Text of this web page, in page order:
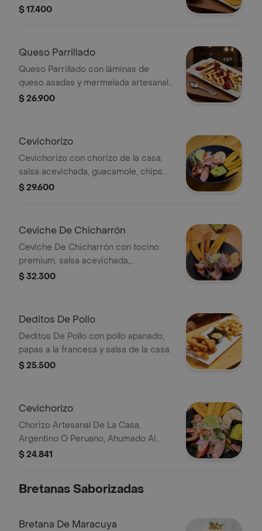
$ 17.400
Queso Parrillado
Queso Parrillado con láminas de
queso asadas y mermelada artesanal
de frutos rojos.
$ 26.900
Cevichorizo
Cevichorizo con chorizo de la casa,
salsa acevichada, guacamole, chips
de plátano, arepa paisa y limón.
$ 29.600
Ceviche De Chicharrón
Ceviche De Chicharrón con tocino
premium, salsa acevichada,
guacamole, chips de plátano verde,
$ 32.300
Deditos De Pollo
Deditos De Pollo con pollo apanado,
papas a la francesa y salsa de la casa.
$ 25.500
Cevichorizo
Chorizo Artesanal De La Casa,
Argentino O Peruano, Ahumado Al
Barril, Servido Con Acevichada,
$ 24.841
Bretanas Saborizadas
Bretana De Maracuya